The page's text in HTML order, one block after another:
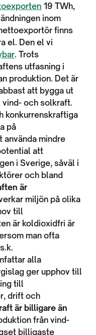
19 TWh,
inom
finns
el. Den el vi
. Trots
utfasning i
produktion. Det är
att bygga ut
vind- och solkraft.
konkurrenskraftiga
på
mindre
att
i Sverige, såväl i
och bland
är
miljön på olika
till
är koldioxidfri är
man ofta
alla
ger upphov till
till
drift och
är billigare än
från vind-
billigaste